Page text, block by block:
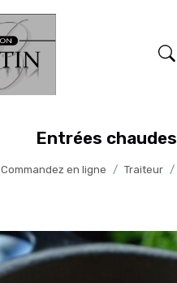
Entrées chaudes
Commandez en ligne Traiteur